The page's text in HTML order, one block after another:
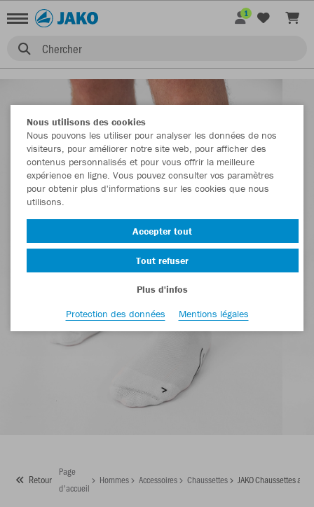
Chercher
1
Retour
Page
d'accueil
Hommes Accessoires Chaussettes JAKO Chaussettes
Nous utilisons des cookies
Nous pouvons les utiliser pour analyser les données de nos
visiteurs, pour améliorer notre site web, pour afficher des
contenus personnalisés et pour vous offrir la meilleure
expérience en ligne. Vous pouvez consulter vos paramètres
pour obtenir plus d'informations sur les cookies que nous
utilisons.
Accepter tout
Tout refuser
Plus d'infos
Protection des données
Mentions légales